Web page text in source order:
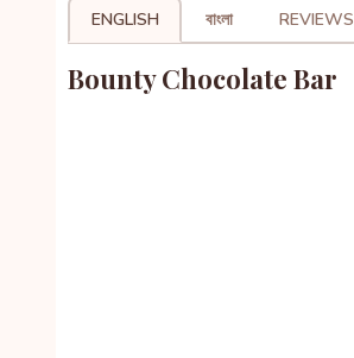
ENGLISH বাংলা REVIEWS
Bounty Chocolate Bar